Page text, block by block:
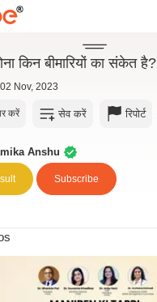
किन बीमारियों का संकेत है?
02 Nov, 2023
करें सेव करें रिपोर्ट
Anshu
Subscribe